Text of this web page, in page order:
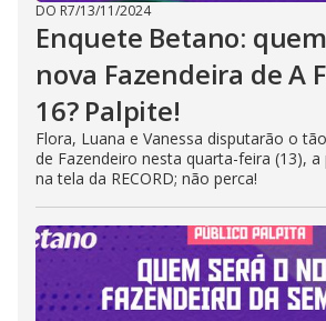
DO R7/13/11/2024
Enquete Betano:
nova Fazendeira de A
16? Palpite!
Flora, Luana e Vanessa disputarão o
de Fazendeiro nesta quarta-feira (13),
na tela da RECORD; não perca!